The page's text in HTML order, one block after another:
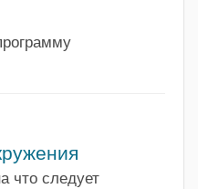
что следует